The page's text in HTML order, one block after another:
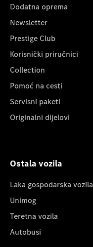
Dodatna oprema
Newsletter
Prestige Club
Korisnički priručnici
Collection
Pomoć na cesti
Servisni paketi
Originalni dijelovi
Ostala vozila
Laka gospodarska vozila
Unimog
Teretna vozila
Autobusi